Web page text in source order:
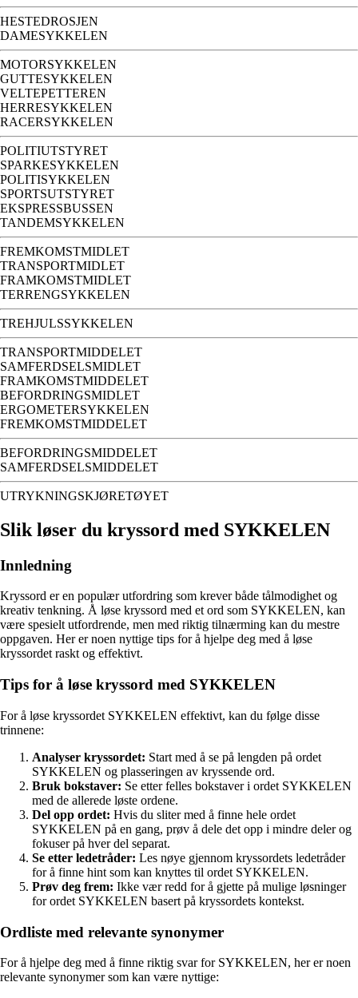
HESTEDROSJEN
DAMESYKKELEN
MOTORSYKKELEN
GUTTESYKKELEN
VELTEPETTEREN
HERRESYKKELEN
RACERSYKKELEN
POLITIUTSTYRET
SPARKESYKKELEN
POLITISYKKELEN
SPORTSUTSTYRET
EKSPRESSBUSSEN
TANDEMSYKKELEN
FREMKOMSTMIDLET
TRANSPORTMIDLET
FRAMKOMSTMIDLET
TERRENGSYKKELEN
TREHJULSSYKKELEN
TRANSPORTMIDDELET
SAMFERDSELSMIDLET
FRAMKOMSTMIDDELET
BEFORDRINGSMIDLET
ERGOMETERSYKKELEN
FREMKOMSTMIDDELET
BEFORDRINGSMIDDELET
SAMFERDSELSMIDDELET
UTRYKNINGSKJØRETØYET
Slik løser du kryssord med SYKKELEN
Innledning
Kryssord er en populær utfordring som krever både tålmodighet og
kreativ tenkning. Å løse kryssord med et ord som SYKKELEN, kan
være spesielt utfordrende, men med riktig tilnærming kan du mestre
oppgaven. Her er noen nyttige tips for å hjelpe deg med å løse
kryssordet raskt og effektivt.
Tips for å løse kryssord med SYKKELEN
For å løse kryssordet SYKKELEN effektivt, kan du følge disse
trinnene:
Analyser kryssordet: Start med å se på lengden på ordet
SYKKELEN og plasseringen av kryssende ord.
Bruk bokstaver: Se etter felles bokstaver i ordet SYKKELEN
med de allerede løste ordene.
Del opp ordet: Hvis du sliter med å finne hele ordet
SYKKELEN på en gang, prøv å dele det opp i mindre deler og
fokuser på hver del separat.
Se etter ledetråder: Les nøye gjennom kryssordets ledetråder
for å finne hint som kan knyttes til ordet SYKKELEN.
Prøv deg frem: Ikke vær redd for å gjette på mulige løsninger
for ordet SYKKELEN basert på kryssordets kontekst.
Ordliste med relevante synonymer
For å hjelpe deg med å finne riktig svar for SYKKELEN, her er noen
relevante synonymer som kan være nyttige: